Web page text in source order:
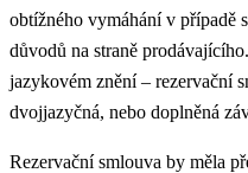
obtížného vymáhání v případě
důvodů na straně
jazykovém znění – rezervační
dvojjazyčná, nebo doplněná
Rezervační smlouva by měla